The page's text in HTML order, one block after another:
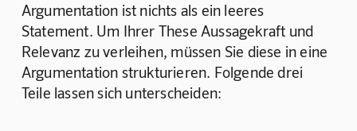
Argumentation ist nichts als ein leeres
Statement. Um Ihrer These Aussagekraft und
Relevanz zu verleihen, müssen Sie diese in eine
Argumentation strukturieren. Folgende drei
Teile lassen sich unterscheiden: